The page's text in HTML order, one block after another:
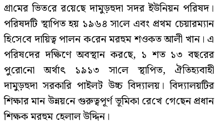
গ্রা‌মের ভিত‌রে র‌য়ে‌ছে দামুড়হুদা সদর ইউনিয়ন প‌রিষদ।
প‌রিষদ‌টি স্থা‌পিত হয় ১৯৬৪ সা‌লে এবং প্রথম চেয়ারম‌্যা‌ন
হি‌সে‌বে দা‌য়িত্ব পালন ক‌রেন মরহুম শওকত আলী খান। এ
প‌রিষ‌দের দ‌ক্ষিণে অব‌স্থান কর‌ছে, ১ শত ১৩ বছ‌রের
পু‌রো‌নো অর্থাৎ ১৯১৩ সা‌লে স্থা‌পিত, ঐতিহ‌্যবাহী
দামুড়হুদা সরকা‌রি পাইলট উচ্চ বিদ‌্যালয়। বিদ‌্যালয়টির
শিক্ষার মান উন্নয়‌নে গুরুত্বপূর্ণ ভূমিকা রে‌খে গে‌ছেন প্রধান
শিক্ষক মরহুম হেলাল উদ্দিন।